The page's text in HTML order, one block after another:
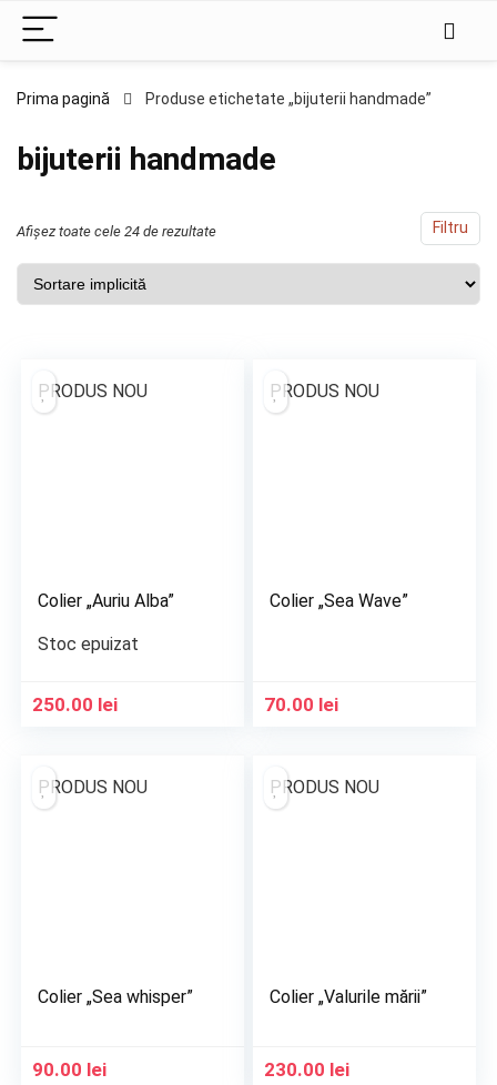
Prima pagină Produse etichetate „bijuterii handmade”
bijuterii handmade
Filtru
Afișez toate cele 24 de rezultate
PRODUS NOU
Colier „Auriu Alba”
Stoc epuizat
250.00 lei
PRODUS NOU
Colier „Sea Wave”
70.00 lei
PRODUS NOU
Colier „Sea whisper”
90.00 lei
PRODUS NOU
Colier „Valurile mării”
230.00 lei